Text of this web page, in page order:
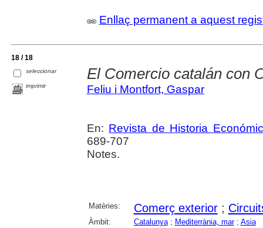
Enllaç permanent a aquest
18 / 18
seleccionar
imprimir
El Comercio catalán con
Feliu i Montfort, Gaspar
En: Revista de Historia
689-707
Notes.
Matèries: Comerç exterior;
Àmbit: Catalunya; Mediterrània, mar; Asia